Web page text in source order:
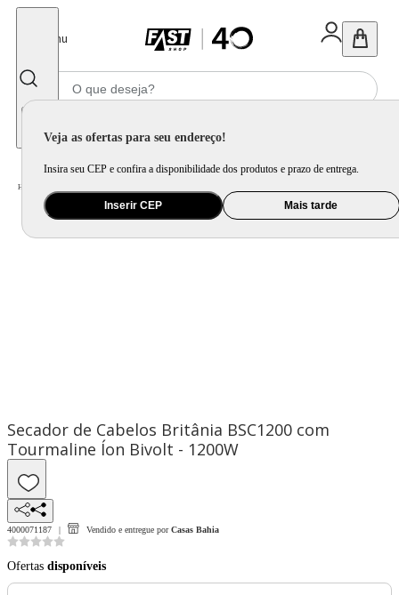
Menu
Veja as ofertas para seu endereço!
Insira seu CEP e confira a disponibilidade dos produtos e prazo de entrega.
Inserir CEP Mais tarde
Home
Secador de Cabelos Britânia BSC1200 com
Tourmaline Íon Bivolt - 1200W
4000071187 Vendido e entregue por Casas Bahia
Ofertas disponíveis